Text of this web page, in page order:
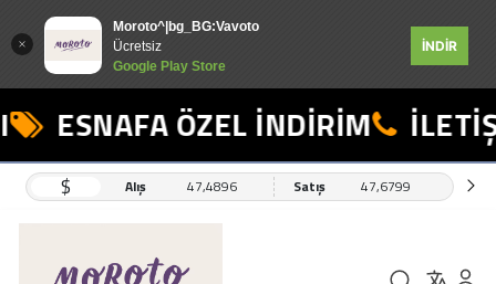
Moroto^|bg_BG:Vavoto
Ücretsiz
Google Play Store
İNDİR
ESNAFA ÖZEL İNDİRİM
$ Alış 47,4896 Satış 47,6799